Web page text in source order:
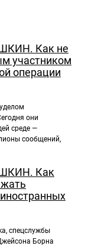
Как не
участником
операции
они
среде —
сообщений,
Как
спецслужбы
Борна